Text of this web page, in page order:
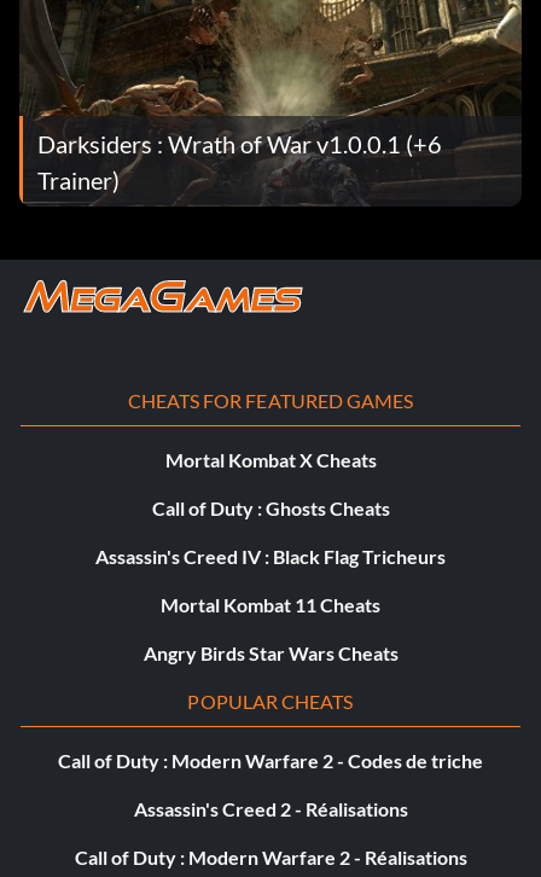
Darksiders : Wrath of War v1.0.0.1 (+6
Trainer)
CHEATS FOR FEATURED GAMES
Mortal Kombat X Cheats
Call of Duty : Ghosts Cheats
Assassin's Creed IV : Black Flag Tricheurs
Mortal Kombat 11 Cheats
Angry Birds Star Wars Cheats
POPULAR CHEATS
Call of Duty : Modern Warfare 2 - Codes de triche
Assassin's Creed 2 - Réalisations
Call of Duty : Modern Warfare 2 - Réalisations